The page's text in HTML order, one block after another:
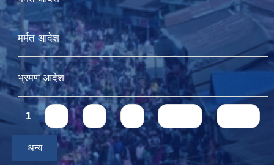
मर्मत आदेश
भ्रमण आदेश
Pages
1
अन्य